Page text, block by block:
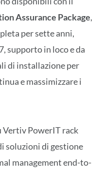
Assurance Package,
per sette anni,
supporto in loco e da
di installazione per
e massimizzare i
PowerIT rack
soluzioni di gestione
management end-to-